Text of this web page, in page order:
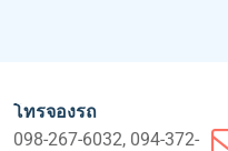
โทรจองรถ
098-267-6032, 094-372-